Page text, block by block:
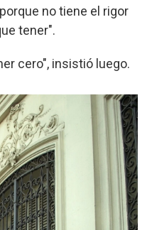
no tiene el rigor
tener".
cero", insistió luego.